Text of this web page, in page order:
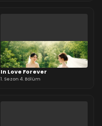
In Love Forever
1. Sezon 4. Bölüm